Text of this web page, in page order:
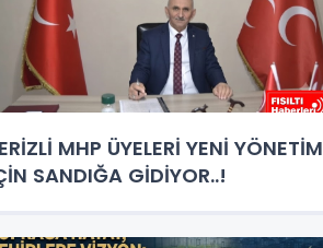
MHP ÜYELERİ YENİ YÖNETİM
SANDIĞA GİDİYOR..!